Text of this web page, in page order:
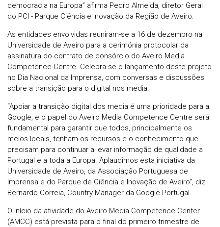
democracia na Europa” afirma Pedro Almeida, diretor Geral
do PCI - Parque Ciência e Inovação da Região de Aveiro.
As entidades envolvidas reuniram-se a 16 de dezembro na
Universidade de Aveiro para a cerimónia protocolar da
assinatura do contrato de consórcio do Aveiro Media
Competence Centre. Celebra-se o lançamento deste projeto
no Dia Nacional da Imprensa, com conversas e discussões
sobre a transição para o digital nos media.
“Apoiar a transição digital dos media é uma prioridade para a
Google, e o papel do Aveiro Media Competence Centre será
fundamental para garantir que todos, principalmente os
meios locais, tenham os recursos e o conhecimento que
precisam para continuar a levar informação de qualidade a
Portugal e a toda a Europa. Aplaudimos esta iniciativa da
Universidade de Aveiro, da Associação Portuguesa de
Imprensa e do Parque de Ciência e Inovação de Aveiro”, diz
Bernardo Correia, Country Manager da Google Portugal.
O início da atividade do Aveiro Media Competence Center
(AMCC) está prevista para o final do primeiro trimestre de